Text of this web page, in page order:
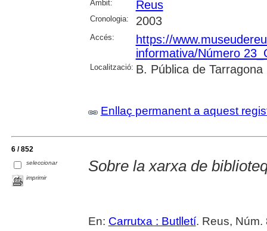
Àmbit: Reus
Cronologia: 2003
Accés:
https://
informativa/Número
Localització: B. Pública de Tarragona
Enllaç permanent a aquest
6 / 852
seleccionar
imprimir
Sobre la xarxa de
En: Carrutxa : Butlletí. Reus, Núm.